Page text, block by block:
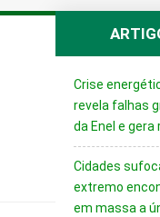
Crise
revela falhas
da Enel e
Cidades
extremo
em massa a